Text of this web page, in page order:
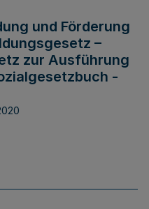
und Förderung
–
zur Ausführung
-